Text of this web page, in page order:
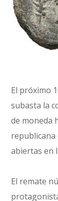
El próximo
subasta la
de moneda
republicana
abiertas en
El remate